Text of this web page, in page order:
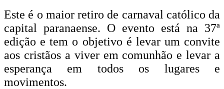
Este é o maior retiro de carnaval católico da
capital paranaense. O evento está na 37ª
edição e tem o objetivo é levar um convite
aos cristãos a viver em comunhão e levar a
esperança em todos os lugares e
movimentos.